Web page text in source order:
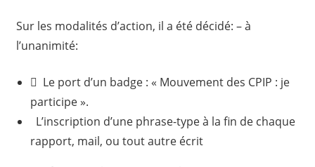
Sur les modalités d’action, il a été décidé: – à
l’unanimité:
 Le port d’un badge : « Mouvement des CPIP : je
participe ».
L’inscription d’une phrase-type à la fin de chaque
rapport, mail, ou tout autre écrit